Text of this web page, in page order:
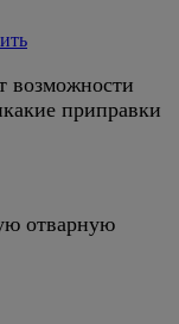
возможности
приправки
отварную